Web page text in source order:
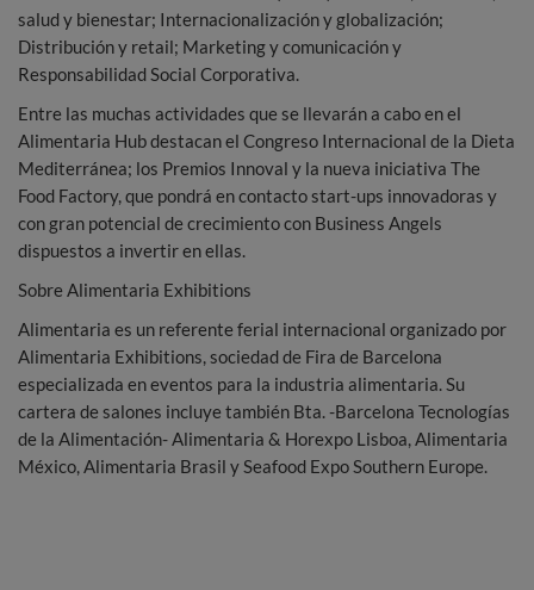
salud y bienestar; Internacionalización y globalización;
Distribución y retail; Marketing y comunicación y
Responsabilidad Social Corporativa.
Entre las muchas actividades que se llevarán a cabo en el
Alimentaria Hub destacan el Congreso Internacional de la Dieta
Mediterránea; los Premios Innoval y la nueva iniciativa The
Food Factory, que pondrá en contacto start-ups innovadoras y
con gran potencial de crecimiento con Business Angels
dispuestos a invertir en ellas.
Sobre Alimentaria Exhibitions
Alimentaria es un referente ferial internacional organizado por
Alimentaria Exhibitions, sociedad de Fira de Barcelona
especializada en eventos para la industria alimentaria. Su
cartera de salones incluye también Bta. -Barcelona Tecnologías
de la Alimentación- Alimentaria & Horexpo Lisboa, Alimentaria
México, Alimentaria Brasil y Seafood Expo Southern Europe.